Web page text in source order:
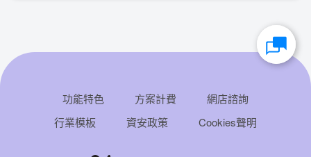
功能特色 方案計費
網店諮詢
行業模板
資安政策 Cookies聲明